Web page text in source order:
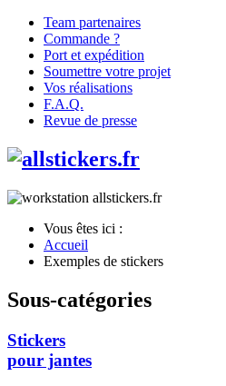
Team partenaires
Commande ?
Port et expédition
Soumettre votre projet
Vos réalisations
F.A.Q.
Revue de presse
Vous êtes ici :
Accueil
Exemples de stickers
Sous-catégories
Stickers
pour jantes